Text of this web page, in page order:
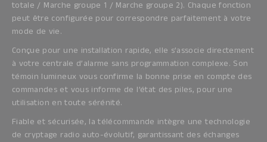
totale / Marche groupe 1 / Marche groupe 2). Chaque fonction
peut être configurée pour correspondre parfaitement à votre
mode de vie.
Conçue pour une installation rapide, elle s’associe directement
à votre centrale d’alarme sans programmation complexe. Son
témoin lumineux vous confirme la bonne prise en compte des
commandes et vous informe de l’état des piles, pour une
utilisation en toute sérénité.
Fiable et sécurisée, la télécommande intègre une technologie
de cryptage radio auto-évolutif, garantissant des échanges